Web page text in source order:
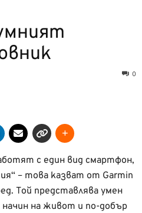
0
с един вид смартфон,
– това казват от Garmin
Той представлява умен
начин на живот и по-добър